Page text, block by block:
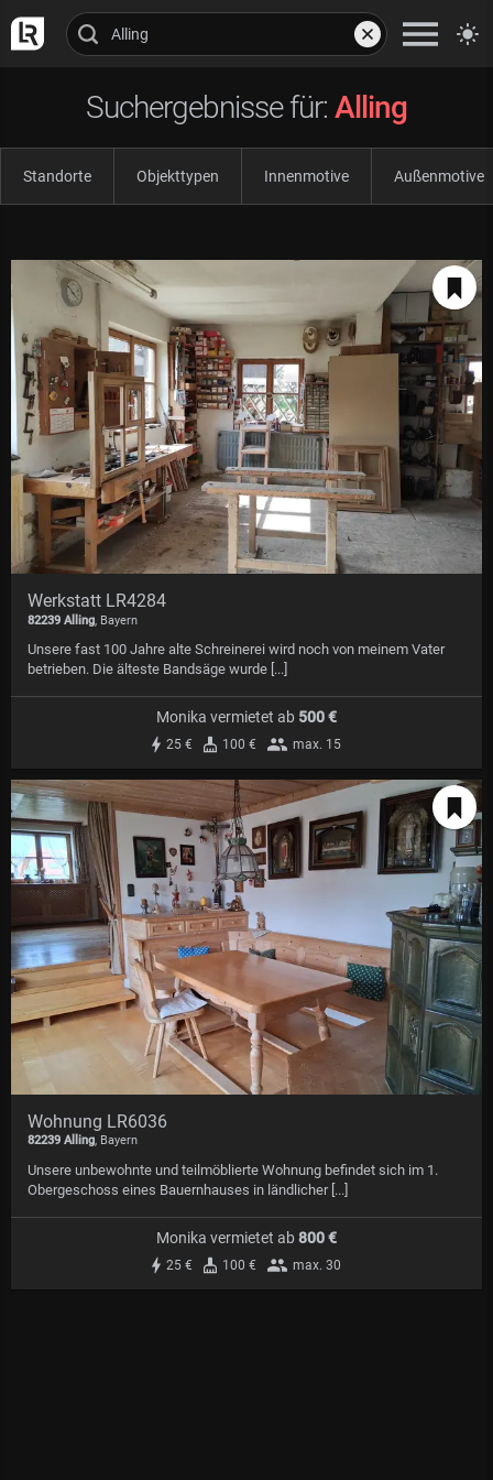
Suchergebnisse für: Alling
Standorte Objekttypen Innenmotive Außenmotive
Werkstatt LR4284
82239 Alling, Bayern
Unsere fast 100 Jahre alte Schreinerei wird noch von meinem Vater
betrieben. Die älteste Bandsäge wurde [...]
Monika vermietet ab 500 €
25 € 100 € max. 15
Wohnung LR6036
82239 Alling, Bayern
Unsere unbewohnte und teilmöblierte Wohnung befindet sich im 1.
Obergeschoss eines Bauernhauses in ländlicher [...]
Monika vermietet ab800 €
25 € 100 € max. 30